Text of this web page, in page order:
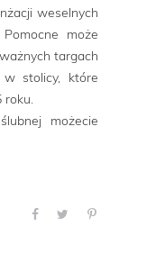
weselnych
może
targach
w stolicy, które
możecie